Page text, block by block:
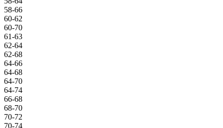
58-66
60-62
60-70
61-63
62-64
62-68
64-66
64-68
64-70
64-74
66-68
68-70
70-72
70-74